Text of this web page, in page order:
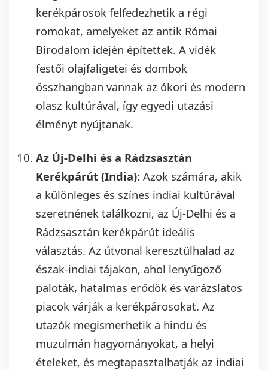
kerékpárosok felfedezhetik a régi
romokat, amelyeket az antik Római
Birodalom idején építettek. A vidék
festői olajfaligetei és dombok
összhangban vannak az ókori és modern
olasz kultúrával, így egyedi utazási
élményt nyújtanak.
Az Új-Delhi és a Rádzsasztán
Kerékpárút (India): Azok számára, akik
a különleges és színes indiai kultúrával
szeretnének találkozni, az Új-Delhi és a
Rádzsasztán kerékpárút ideális
választás. Az útvonal keresztülhalad az
észak-indiai tájakon, ahol lenyűgöző
paloták, hatalmas erődök és varázslatos
piacok várják a kerékpárosokat. Az
utazók megismerhetik a hindu és
muzulmán hagyományokat, a helyi
ételeket, és megtapasztalhatják az indiai